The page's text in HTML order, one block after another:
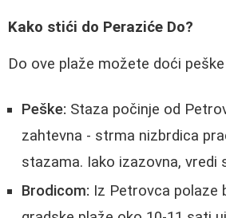
Kako stići do Peraziće Do?
Do ove plaže možete doći
Peške: Staza počinje od
zahtevna - strma nizbrdica
stazama. Iako izazovna, vredi
Brodicom: Iz Petrovca polaze